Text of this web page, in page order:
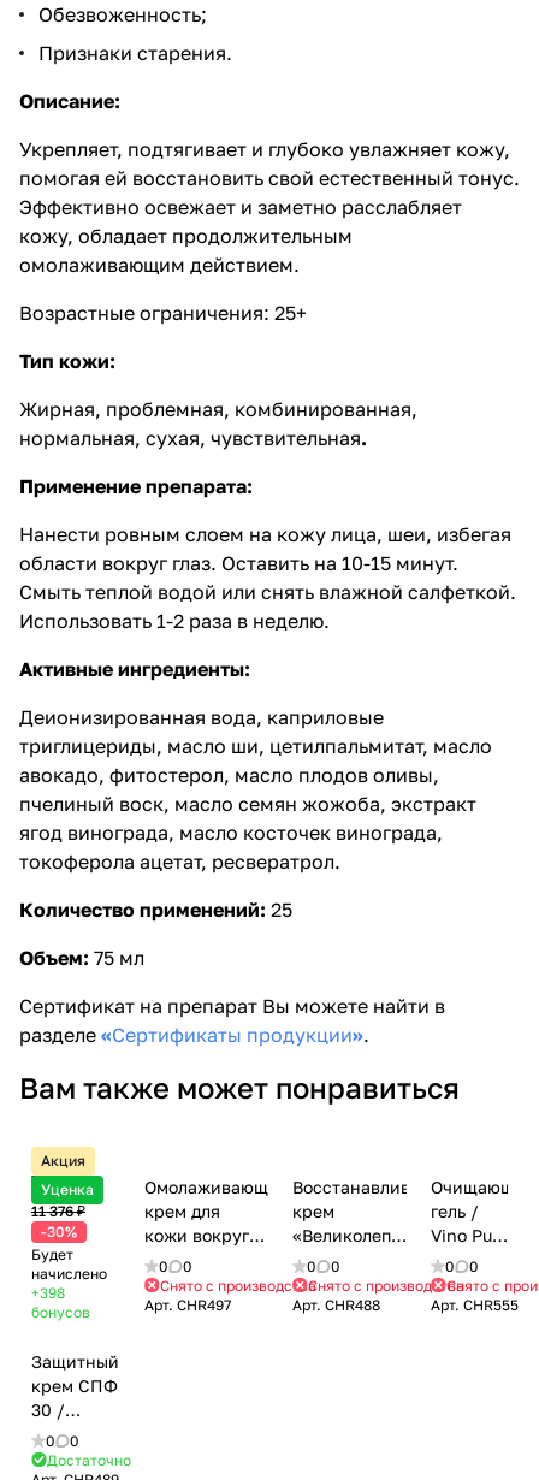
Обезвоженность;
Признаки старения.
Описание:
Укрепляет, подтягивает и глубоко увлажняет кожу,
помогая ей восстановить свой естественный тонус.
Эффективно освежает и заметно расслабляет
кожу, обладает продолжительным
омолаживающим действием.
Возрастные ограничения: 25+
Тип кожи:
Жирная, проблемная, комбинированная,
нормальная, сухая, чувствительная.
Применение препарата:
Нанести ровным слоем на кожу лица, шеи, избегая
области вокруг глаз. Оставить на 10-15 минут.
Смыть теплой водой или снять влажной салфеткой.
Использовать 1-2 раза в неделю.
Активные ингредиенты:
Деионизированная вода, каприловые
триглицериды, масло ши, цетилпальмитат, масло
авокадо, фитостерол, масло плодов оливы,
пчелиный воск, масло семян жожоба, экстракт
ягод винограда, масло косточек винограда,
токоферола ацетат, ресвератрол.
Количество применений: 25
Объем: 75 мл
Сертификат на препарат Вы можете найти в
разделе «Сертификаты продукции».
Вам также может понравиться
Акция
Уценка
7 964 ₽
11 376 ₽
-30%
Будет
начислено
+398
бонусов
Защитный
крем СПФ
30 /
Shielding
Сream SPF
0
0
Достаточно
Омолаживающий
крем для
кожи вокруг
глаз /
Rejuvenating
Vineyard Eye
0
0
Снято с производства
Арт.CHR497
Восстанавливающий
крем
«Великолепие»
/ Vino Sheen
Restoring
Cream,
0
0
Снято с производства
Арт. CHR488
Очищающий
гель /
Vino Pure
Cleanser,
Chateau
De
0
0
Снято с
Арт. CHR555